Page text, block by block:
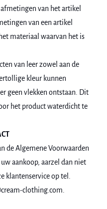
van het artikel
van een artikel
materiaal waarvan het is
van leer zowel aan de
kleur kunnen
geen vlekken ontstaan. Dit
het product waterdicht te
de Algemene Voorwaarden
aankoop, aarzel dan niet
klantenservice op tel.
clothing.com.